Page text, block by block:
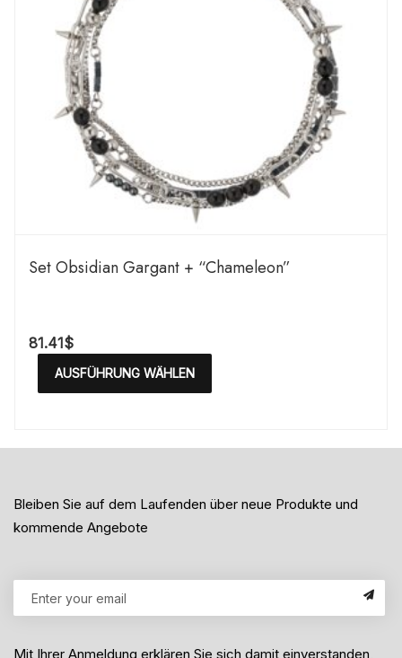
Set Obsidian Gargant + “Chameleon”
81.41$
AUSFÜHRUNG WÄHLEN
Bleiben Sie auf dem Laufenden über neue Produkte und
kommende Angebote
Mit Ihrer Anmeldung erklären Sie sich damit einverstanden,